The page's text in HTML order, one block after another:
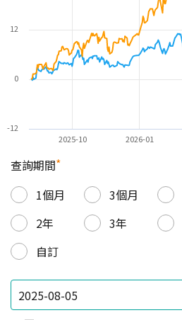
2025-10 2026-01
-12
0
12
查詢期間*
1個月
3個月
2年
3年
自訂